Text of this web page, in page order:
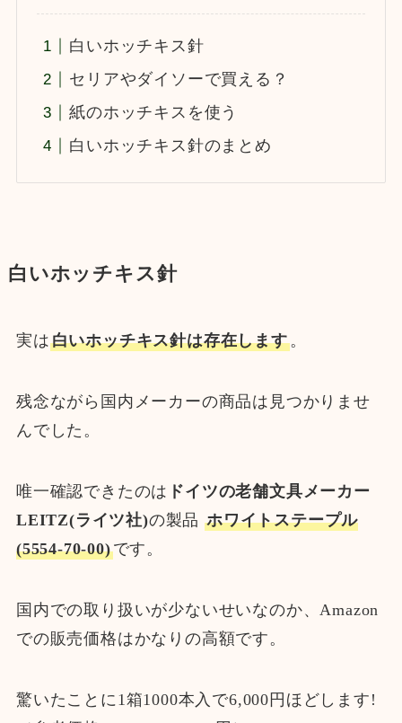
白いホッチキス針
セリアやダイソーで買える？
紙のホッチキスを使う
白いホッチキス針のまとめ
白いホッチキス針
実は白いホッチキス針は存在します。
残念ながら国内メーカーの商品は見つかりませ
んでした。
唯一確認できたのは ドイツの老舗文具メーカー
LEITZ(ライツ社)の製品ホワイトステープル
(5554-70-00)です。
国内での取り扱いが少ないせいなのか、Amazon
での販売価格はかなりの高額です。
驚いたことに1箱1000本入で6,000円ほどします!